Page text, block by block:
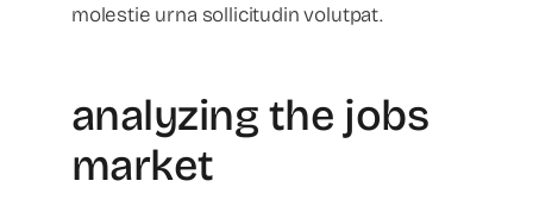
molestie urna sollicitudin volutpat.
analyzing the jobs
market